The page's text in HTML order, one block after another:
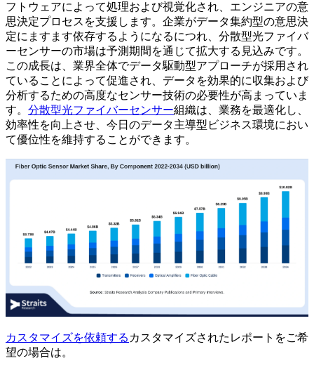
フトウェアによって処理および視覚化され、エンジニアの意
思決定プロセスを支援します。企業がデータ集約型の意思決
定にますます依存するようになるにつれ、分散型光ファイバ
ーセンサーの市場は予測期間を通じて拡大する見込みです。
この成長は、業界全体でデータ駆動型アプローチが採用され
ていることによって促進され、データを効果的に収集および
分析するための高度なセンサー技術の必要性が高まっていま
す。 分散型光ファイバーセンサー組織は、業務を最適化し、
効率性を向上させ、今日のデータ主導型ビジネス環境におい
て優位性を維持することができます。
カスタマイズを依頼する カスタマイズされたレポートをご希
望の場合は。